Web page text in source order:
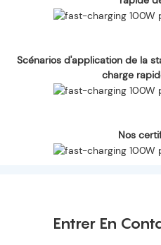
Scénarios d'application de la
charge
Nos
Entrer En